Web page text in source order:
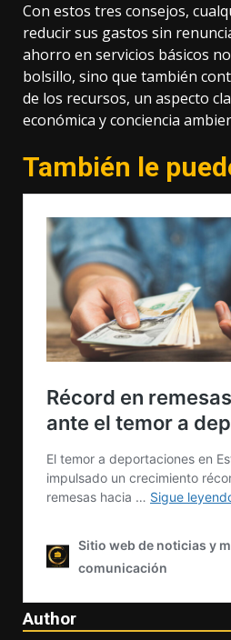
Con estos tres consejos,
reducir sus gastos sin
ahorro en servicios básicos
bolsillo, sino que también
de los recursos, un aspecto
económica y conciencia
También le
Author